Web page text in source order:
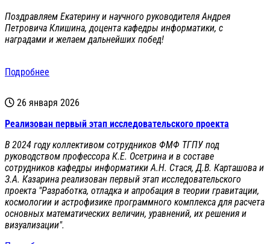
Поздравляем Екатерину и научного руководителя Андрея
Петровича Клишина, доцента кафедры информатики, с
наградами и желаем дальнейших побед!
Подробнее
26 января 2026
Реализован первый этап исследовательского проекта
В 2024 году коллективом сотрудников ФМФ ТГПУ под
руководством профессора К.Е. Осетрина и в составе
сотрудников кафедры информатики А.Н. Стася, Д.В. Карташова и
З.А. Казарина реализован первый этап исследовательского
проекта "Разработка, отладка и апробация в теории гравитации,
космологии и астрофизике программного комплекса для расчета
основных математических величин, уравнений, их решения и
визуализации".